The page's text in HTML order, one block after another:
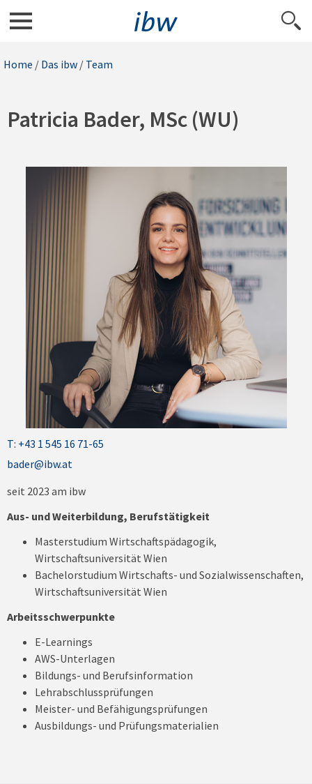
Home / Das ibw / Team
Patricia Bader, MSc (WU)
T: +43 1 545 16 71-65
bader@ibw.at
seit 2023 am ibw
Aus- und Weiterbildung, Berufstätigkeit
Masterstudium Wirtschaftspädagogik,
Wirtschaftsuniversität Wien
Bachelorstudium Wirtschafts- und Sozialwissenschaften,
Wirtschaftsuniversität Wien
Arbeitsschwerpunkte
E-Learnings
AWS-Unterlagen
Bildungs- und Berufsinformation
Lehrabschlussprüfungen
Meister- und Befähigungsprüfungen
Ausbildungs- und Prüfungsmaterialien